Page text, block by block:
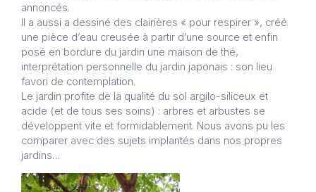
annoncés.
Il a aussi a dessiné des clairières « pour respirer », créé
une pièce d’eau creusée à partir d’une source et enfin
posé en bordure du jardin une maison de thé,
interprétation personnelle du jardin japonais : son lieu
favori de contemplation.
Le jardin profite de la qualité du sol argilo-siliceux et
acide (et de tous ses soins) : arbres et arbustes se
développent vite et formidablement. Nous avons pu les
comparer avec des sujets implantés dans nos propres
jardins…